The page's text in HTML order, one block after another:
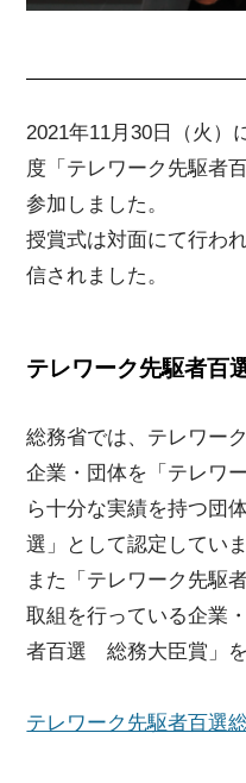
2021年11月30日（火）
度「テレワーク先駆者
参加しました。
授賞式は対面にて行わ
信されました。
テレワーク先駆者百
総務省では、テレワー
企業・団体を「テレワ
ら十分な実績を持つ団
選」として認定していま
また「テレワーク先駆
取組を行っている企業
者百選 総務大臣賞」を
テレワーク先駆者百選